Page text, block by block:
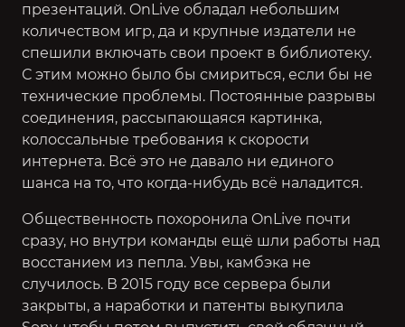
презентаций. OnLive обладал небольшим
количеством игр, да и крупные издатели не
спешили включать свои проект в библиотеку.
С этим можно было бы смириться, если бы не
технические проблемы. Постоянные разрывы
соединения, рассыпающаяся картинка,
колоссальные требования к скорости
интернета. Всё это не давало ни единого
шанса на то, что когда-нибудь всё наладится.
Общественность похоронила OnLive почти
сразу, но внутри команды ещё шли работы над
восстанием из пепла. Увы, камбэка не
случилось. В 2015 году все сервера были
закрыты, а наработки и патенты выкупила